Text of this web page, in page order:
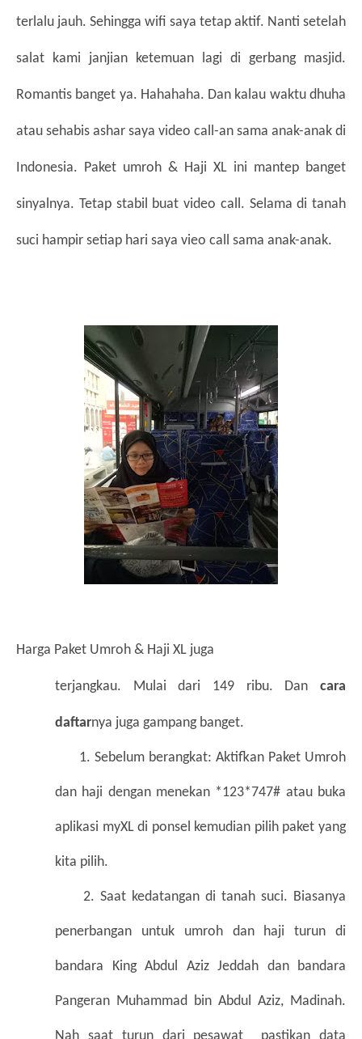
terlalu jauh. Sehingga wifi saya tetap aktif. Nanti setelah
salat kami janjian ketemuan lagi di gerbang masjid.
Romantis banget ya. Hahahaha. Dan kalau waktu dhuha
atau sehabis ashar saya video call-an sama anak-anak di
Indonesia. Paket umroh & Haji XL ini mantep banget
sinyalnya. Tetap stabil buat video call. Selama di tanah
suci hampir setiap hari saya vieo call sama anak-anak.
Harga Paket Umroh & Haji XL juga
terjangkau. Mulai dari 149 ribu. Dan cara
daftarnya juga gampang banget.
dan haji dengan menekan *123*747# atau buka
aplikasi myXL di ponsel kemudian pilih paket yang
kita pilih.
     2.
Saat kedatangan di tanah suci. Biasanya
penerbangan untuk umroh dan haji turun di
bandara King Abdul Aziz Jeddah dan bandara
Pangeran Muhammad bin Abdul Aziz, Madinah.